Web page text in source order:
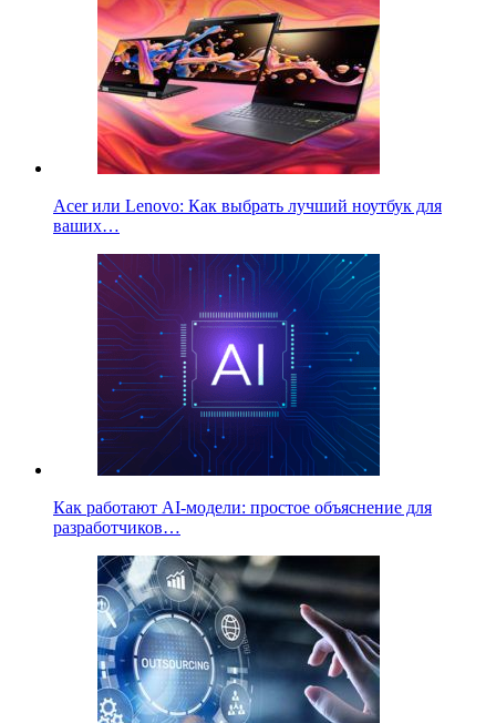
Acer или Lenovo: Как выбрать лучший ноутбук для
ваших…
Как работают AI-модели: простое объяснение для
разработчиков…